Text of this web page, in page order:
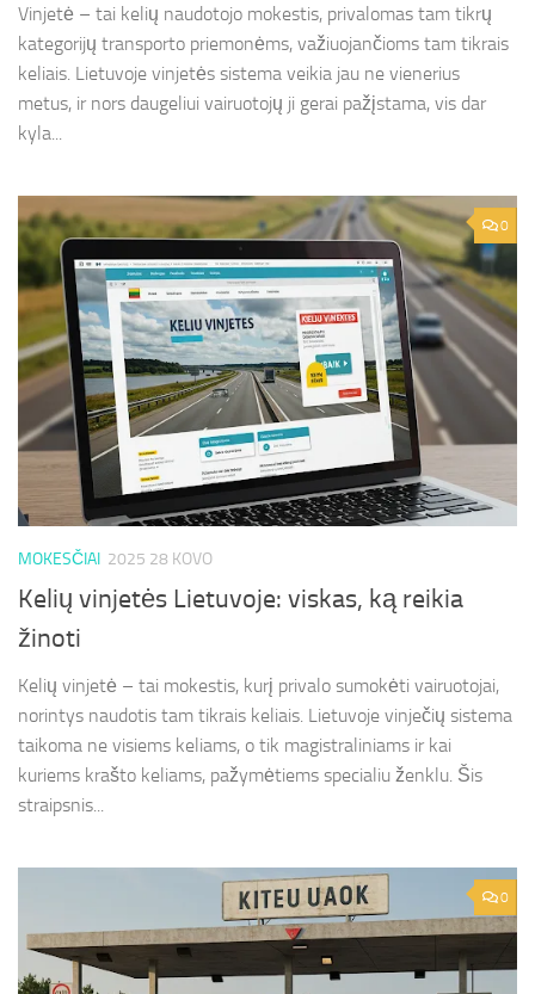
Vinjetė – tai kelių naudotojo mokestis, privalomas tam tikrų
kategorijų transporto priemonėms, važiuojančioms tam tikrais
keliais. Lietuvoje vinjetės sistema veikia jau ne vienerius
metus, ir nors daugeliui vairuotojų ji gerai pažįstama, vis dar
kyla...
0
MOKESČIAI 2025 28 KOVO
Kelių vinjetės Lietuvoje: viskas, ką reikia
žinoti
Kelių vinjetė – tai mokestis, kurį privalo sumokėti vairuotojai,
norintys naudotis tam tikrais keliais. Lietuvoje vinječių sistema
taikoma ne visiems keliams, o tik magistraliniams ir kai
kuriems krašto keliams, pažymėtiems specialiu ženklu. Šis
straipsnis...
0